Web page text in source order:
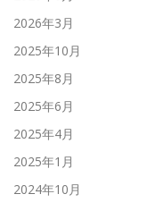
2026年3月
2025年10月
2025年8月
2025年6月
2025年4月
2025年1月
2024年10月